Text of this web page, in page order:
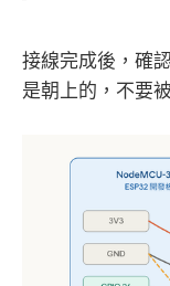
接線完成後，確
是朝上的，不要